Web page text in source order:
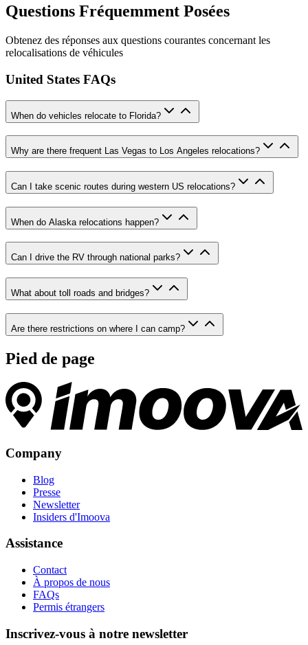
Questions Fréquemment Posées
Obtenez des réponses aux questions courantes concernant les
relocalisations de véhicules
United States FAQs
When do vehicles relocate to Florida?
Why are there frequent Las Vegas to Los Angeles relocations?
Can I take scenic routes during western US relocations?
When do Alaska relocations happen?
Can I drive the RV through national parks?
What about toll roads and bridges?
Are there restrictions on where I can camp?
Pied de page
Company
Blog
Presse
Newsletter
Insiders d'Imoova
Assistance
Contact
À propos de nous
FAQs
Permis étrangers
Inscrivez-vous à notre newsletter